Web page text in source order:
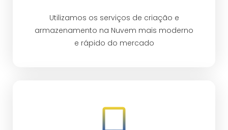
Utilizamos os serviços de criação e
armazenamento na Nuvem mais moderno
e rápido do mercado